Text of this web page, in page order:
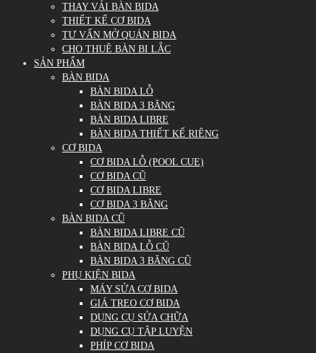
THAY VẢI BÀN BIDA
THIẾT KẾ CƠ BIDA
TƯ VẤN MỞ QUÁN BIDA
CHO THUÊ BÀN BI LẮC
SẢN PHẨM
BÀN BIDA
BÀN BIDA LỖ
BÀN BIDA 3 BĂNG
BÀN BIDA LIBRE
BÀN BIDA THIẾT KẾ RIÊNG
CƠ BIDA
CƠ BIDA LỖ (POOL CUE)
CƠ BIDA CŨ
CƠ BIDA LIBRE
CƠ BIDA 3 BĂNG
BÀN BIDA CŨ
BÀN BIDA LIBRE CŨ
BÀN BIDA LỖ CŨ
BÀN BIDA 3 BĂNG CŨ
PHỤ KIỆN BIDA
MÁY SỬA CƠ BIDA
GIÁ TREO CƠ BIDA
DỤNG CỤ SỬA CHỮA
DỤNG CỤ TẬP LUYỆN
PHÍP CƠ BIDA